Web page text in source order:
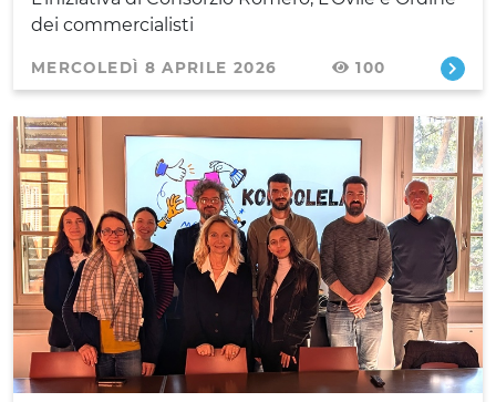
dei commercialisti
MERCOLEDÌ 8 APRILE 2026 100